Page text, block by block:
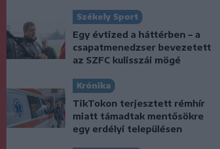
Székely Sport
Egy évtized a háttérben – a
csapatmenedzser bevezetett
az SZFC kulisszái mögé
Krónika
TikTokon terjesztett rémhír
miatt támadtak mentősökre
egy erdélyi településen